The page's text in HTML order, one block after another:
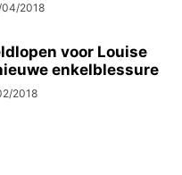
2018
voor Louise
enkelblessure
2018